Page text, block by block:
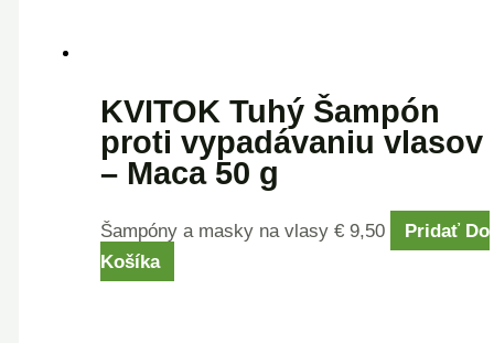
KVITOK Tuhý Šampón
proti vypadávaniu vlasov
– Maca 50 g
Šampóny a masky na vlasy€ 9,50
Pridať Do
Košíka